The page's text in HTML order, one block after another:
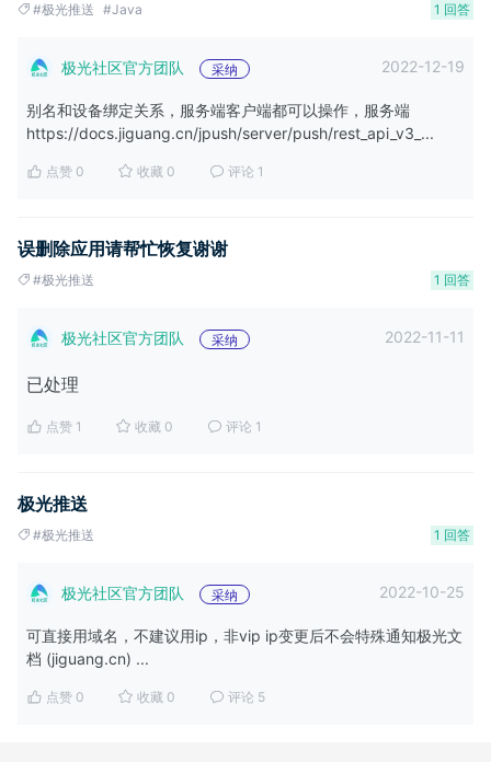
#极光推送 #Java 1 回答
极光社区官方团队 采纳 2022-12-19
别名和设备绑定关系，服务端客户端都可以操作，服务端
https://docs.jiguang.cn/jpush/server/push/rest_api_v3_...
点赞 0 收藏 0 评论 1
误删除应用请帮忙恢复谢谢
#极光推送 1 回答
极光社区官方团队 采纳 2022-11-11
已处理
点赞 1 收藏 0 评论 1
极光推送
#极光推送 1 回答
极光社区官方团队 采纳 2022-10-25
可直接用域名，不建议用ip，非vip ip变更后不会特殊通知极光文
档 (jiguang.cn) ...
点赞 0 收藏 0 评论 5